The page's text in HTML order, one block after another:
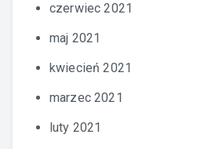
czerwiec 2021
maj 2021
kwiecień 2021
marzec 2021
luty 2021